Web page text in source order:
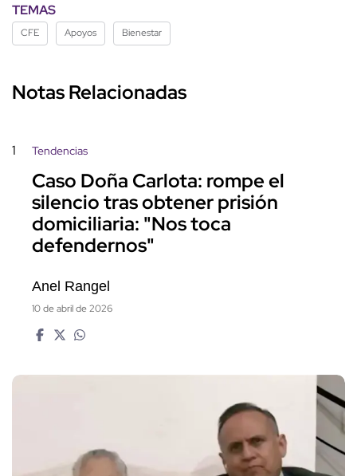
TEMAS
CFE Apoyos Bienestar
Notas Relacionadas
1 Tendencias
Caso Doña Carlota: rompe el
silencio tras obtener prisión
domiciliaria: "Nos toca
defendernos"
Anel Rangel
10 de abril de 2026